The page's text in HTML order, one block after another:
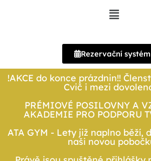
Rezervační systém
!AKCE do konce prázdnin!!
Cvič i mezi
PRÉMIOVÉ POSILOVNY A
AKADEMIE PRO PODPORU
ATA GYM - Lety již naplno běží,
naši novou